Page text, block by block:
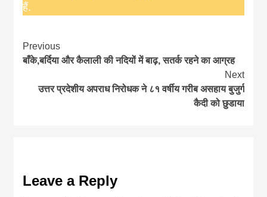
हैं.
Continue
Reading
Previous
बाँके,बर्दिया और कैलाली की नदियों में बाढ़, सतर्क रहने का आग्रह
Next
उत्तर प्रदेशीय अपराध निरोधक ने ८१ वर्षीय गरीब असहाय बुजुर्ग
कैदी को छुडाया
Leave a Reply